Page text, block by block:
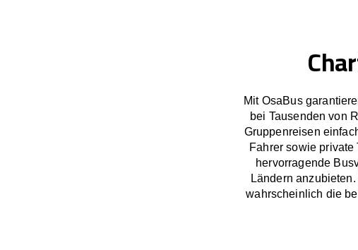
Mit OsaBus
bei Tausenden von
Gruppenreisen
Fahrer sowie
hervorragende
Ländern
wahrscheinlich die